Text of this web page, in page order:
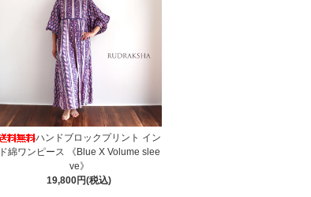
ハンドブロックプリント イン
ド綿ワンピース 《Blue X Volume slee
ve》
19,800円(税込)